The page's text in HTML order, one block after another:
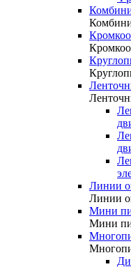
Линии
Линии
Мини
Мини